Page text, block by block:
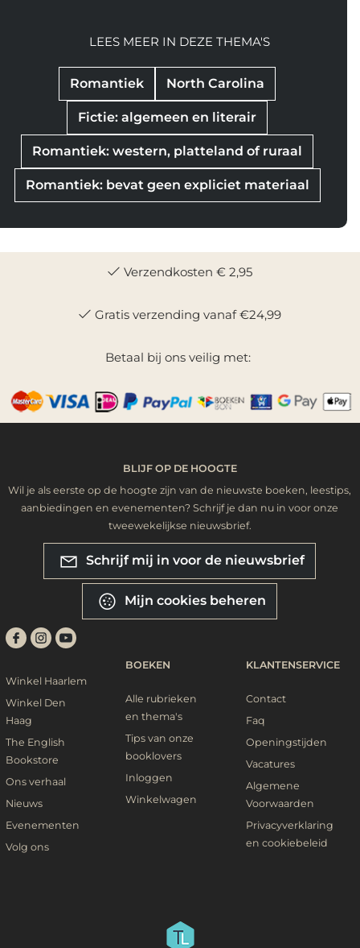
Romantiek North Carolina
Fictie: algemeen en literair
Romantiek: western, platteland of ruraal
Romantiek: bevat geen expliciet materiaal
LEES MEER IN DEZE THEMA'S
Verzendkosten € 2,95
Gratis verzending vanaf €24,99
Betaal bij ons veilig met:
BLIJF OP DE HOOGTE
Wil je als eerste op de hoogte zijn van de nieuwste boeken, leestips,
aanbiedingen en evenementen? Schrijf je dan nu in voor onze
tweewekelijkse nieuwsbrief.
Schrijf mij in voor de nieuwsbrief
Mijn cookies beheren
Winkel Haarlem
Winkel Den
Haag
The English
Bookstore
Ons verhaal
Nieuws
Evenementen
Volg ons
BOEKEN
Alle rubrieken
en thema's
Tips van onze
booklovers
Inloggen
Winkelwagen
KLANTENSERVICE
Contact
Faq
Openingstijden
Vacatures
Algemene
Voorwaarden
Privacyverklaring
en cookiebeleid